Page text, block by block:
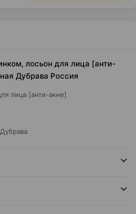
лосьон для лица [анти-
Дубрава Россия
лица [анти-акне]